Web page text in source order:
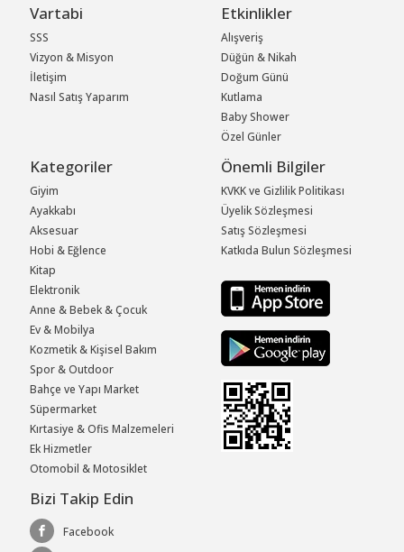
Vartabi
SSS
Vizyon & Misyon
İletişim
Nasıl Satış Yaparım
Etkinlikler
Alışveriş
Düğün & Nikah
Doğum Günü
Kutlama
Baby Shower
Özel Günler
Kategoriler
Giyim
Ayakkabı
Aksesuar
Hobi & Eğlence
Kitap
Elektronik
Anne & Bebek & Çocuk
Ev & Mobilya
Kozmetik & Kişisel Bakım
Spor & Outdoor
Bahçe ve Yapı Market
Süpermarket
Kırtasiye & Ofis Malzemeleri
Ek Hizmetler
Otomobil & Motosiklet
Önemli Bilgiler
KVKK ve Gizlilik Politikası
Üyelik Sözleşmesi
Satış Sözleşmesi
Katkıda Bulun Sözleşmesi
Bizi Takip Edin
Facebook